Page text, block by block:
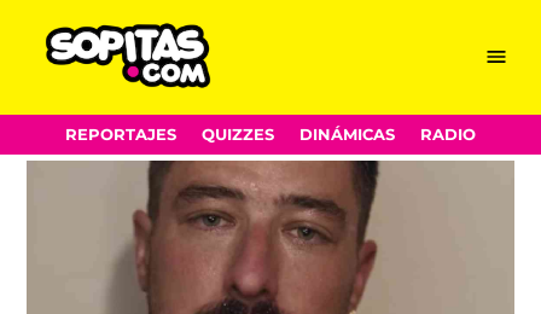
Skip
to
Menu
REPORTAJES QUIZZES DINÁMICAS RADIO